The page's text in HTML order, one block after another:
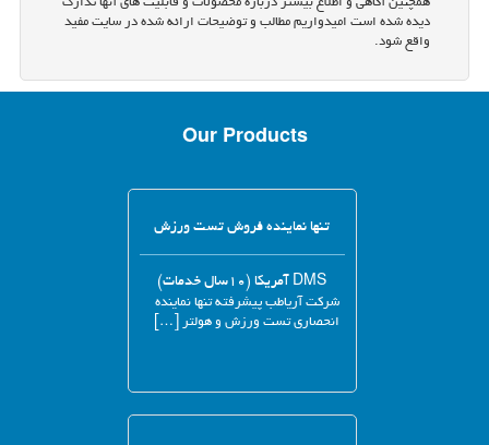
همچنین آگاهی و اطلاع بیشتر درباره محصولات و قابلیت های آنها تدارک
دیده شده است امیدواریم مطالب و توضیحات ارائه شده در سایت مفید
واقع شود.
Our Products
تنها نماینده فروش تست ورزش
DMS آمریکا (۱۰سال خدمات)
شرکت آریاطب پیشرفته تنها نماینده
انحصاری تست ورزش و هولتر […]